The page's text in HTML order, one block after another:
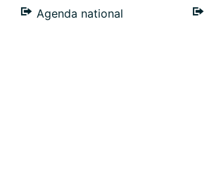
Agenda national